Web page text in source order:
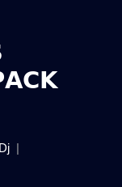
𝗥𝗘𝗚𝗚𝗔𝗘𝗧𝗢𝗡
|